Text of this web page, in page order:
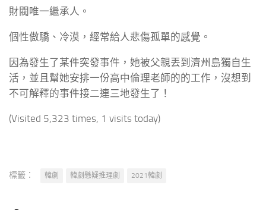
財閥唯一繼承人。
個性傲驕、冷漠，經常給人悲傷孤單的感覺。
因為發生了某件突發事件，她被父親丟到濟州島獨自生
活，並且幫她安排一份高中倫理老師的的工作，沒想到
不可解釋的事件接二連三地發生了！
(Visited 5,323 times, 1 visits today)
標籤： 韓劇 韓劇懸疑推理劇 2021韓劇